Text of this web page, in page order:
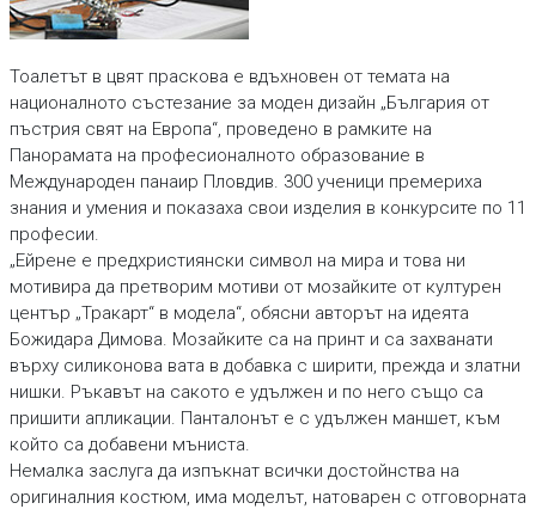
Тоалетът в цвят праскова е вдъхновен от темата на
националното състезание за моден дизайн „България от
пъстрия свят на Европа“, проведено в рамките на
Панорамата на професионалното образование в
Международен панаир Пловдив. 300 ученици премериха
знания и умения и показаха свои изделия в конкурсите по 11
професии.
„Ейрене е предхристиянски символ на мира и това ни
мотивира да претворим мотиви от мозайките от културен
център „Тракарт“ в модела“, обясни авторът на идеята
Божидара Димова. Мозайките са на принт и са захванати
върху силиконова вата в добавка с ширити, прежда и златни
нишки. Ръкавът на сакото е удължен и по него също са
пришити апликации. Панталонът е с удължен маншет, към
който са добавени мъниста.
Немалка заслуга да изпъкнат всички достойнства на
оригиналния костюм, има моделът, натоварен с отговорната